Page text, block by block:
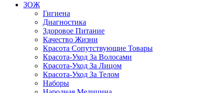
ЗОЖ
Гигиена
Диагностика
Здоровое Питание
Качество Жизни
Красота Сопутствующие Товары
Красота-Уход За Волосами
Красота-Уход За Лицом
Красота-Уход За Телом
Наборы